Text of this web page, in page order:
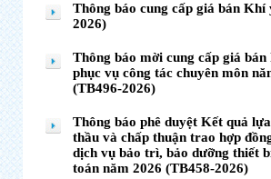
Thông báo cung cấp giá bán Khí
2026)
Thông báo mời cung cấp giá bán
phục vụ công tác chuyên môn
(TB496-2026)
Thông báo phê duyệt Kết quả
thầu và chấp thuận trao hợp
dịch vụ bảo trì, bảo dưỡng thiết
toán năm 2026 (TB458-2026)